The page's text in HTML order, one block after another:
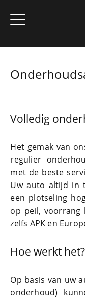
Volledig
Het gemak van
regulier
met de beste
Uw auto altijd in
een plotseling
op peil, voorrang
zelfs APK en
Hoe werkt het?
Op basis van uw
onderhoud)